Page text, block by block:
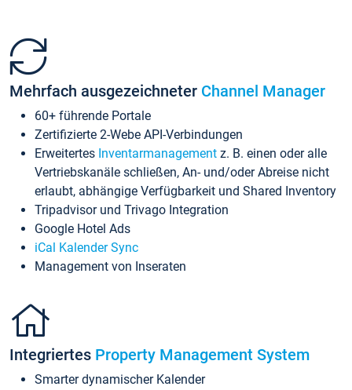
Mehrfach ausgezeichneter Channel Manager
60+ führende Portale
Zertifizierte 2-Webe API-Verbindungen
Erweitertes Inventarmanagement z. B. einen oder alle
Vertriebskanäle schließen, An- und/oder Abreise nicht
erlaubt, abhängige Verfügbarkeit und Shared Inventory
Tripadvisor und Trivago Integration
Google Hotel Ads
iCal Kalender Sync
Management von Inseraten
Integriertes Property Management System
Smarter dynamischer Kalender